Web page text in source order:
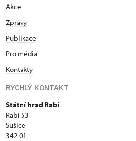
Akce
Zprávy
Publikace
Pro média
Kontakty
RYCHLÝ KONTAKT
Státní hrad Rabí
Rabí 53
Sušice
342 01